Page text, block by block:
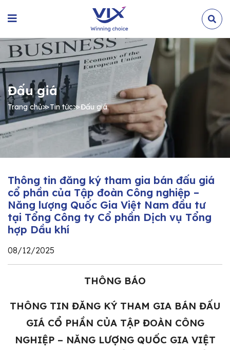
Đấu giá
Trang chủ≫Tin tức≫Đấu giá
Thông tin đăng ký tham gia bán đấu giá
cổ phần của Tập đoàn Công nghiệp –
Năng lượng Quốc Gia Việt Nam đầu tư
tại Tổng Công ty Cổ phần Dịch vụ Tổng
hợp Dầu khí
08/12/2025
THÔNG BÁO
THÔNG TIN ĐĂNG KÝ THAM GIA BÁN ĐẤU
GIÁ CỔ PHẦN CỦA TẬP ĐOÀN CÔNG
NGHIỆP – NĂNG LƯỢNG QUỐC GIA VIỆT